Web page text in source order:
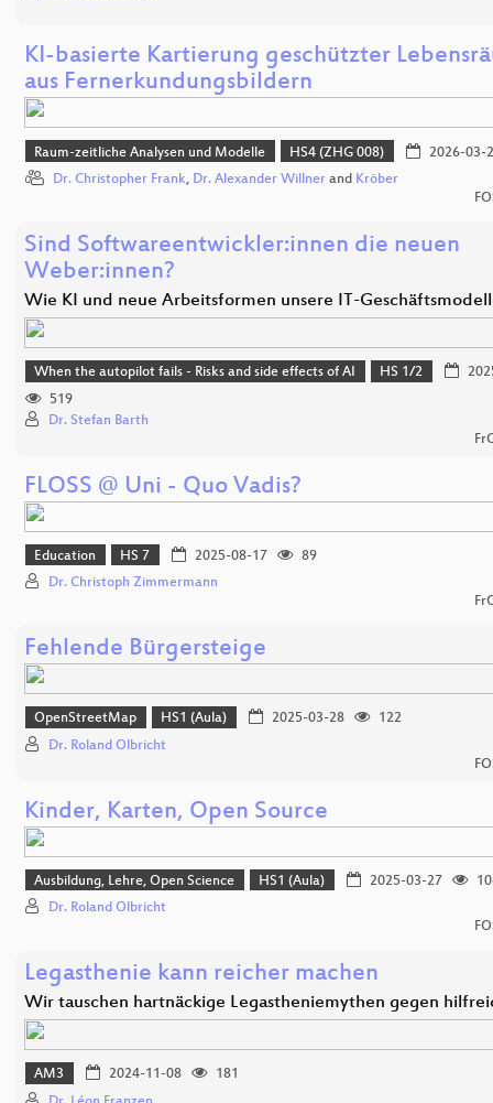
KI-basierte Kartierung geschützter
aus Fernerkundungsbildern
Raum-zeitliche Analysen und Modelle HS4 (ZHG 008)
2026-03-
Dr. Christopher Frank, Dr. Alexander Willner and Kröber
Sind Softwareentwickler:innen die neuen
Weber:innen?
Wie KI und neue Arbeitsformen unsere IT-
When the autopilot fails - Risks and side effects of AI HS 1/2
519
Dr. Stefan Barth
FLOSS @ Uni - Quo Vadis?
Education HS 7 2025-08-17
89
Dr. Christoph Zimmermann
Fehlende Bürgersteige
OpenStreetMap HS1 (Aula) 2025-03-28
122
Dr. Roland Olbricht
Kinder, Karten, Open Source
Ausbildung, Lehre, Open Science HS1 (Aula) 2025-03-27
Dr. Roland Olbricht
Legasthenie kann reicher machen
Wir tauschen hartnäckige Legastheniemythen gegen
AM3 2024-11-08
181